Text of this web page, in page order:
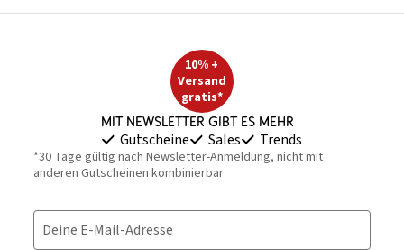
10% +
Versand
gratis*
Mit Newsletter gibt es mehr
Gutscheine Sales Trends
*30 Tage gültig nach Newsletter-Anmeldung, nicht mit
anderen Gutscheinen kombinierbar
Deine E-Mail-Adresse